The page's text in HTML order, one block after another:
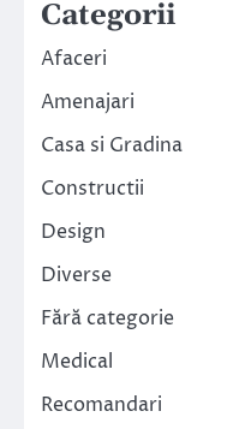
Categorii
Afaceri
Amenajari
Casa si Gradina
Constructii
Design
Diverse
Fără categorie
Medical
Recomandari